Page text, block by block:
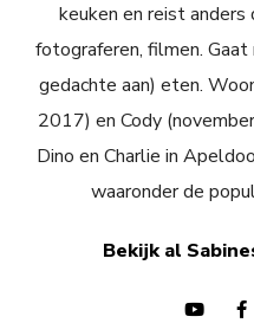
keuken en reist
fotograferen, filmen.
gedachte aan) eten.
2017) en Cody
Dino en Charlie in
waaronder de
Bekijk al